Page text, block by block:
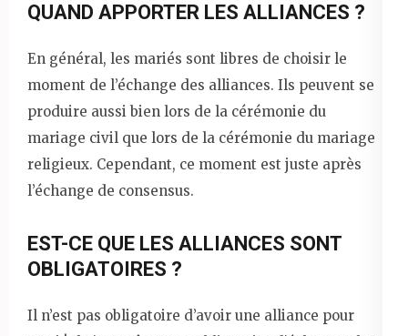
QUAND APPORTER LES ALLIANCES ?
En général, les mariés sont libres de choisir le
moment de l’échange des alliances. Ils peuvent se
produire aussi bien lors de la cérémonie du
mariage civil que lors de la cérémonie du mariage
religieux. Cependant, ce moment est juste après
l’échange de consensus.
EST-CE QUE LES ALLIANCES SONT
OBLIGATOIRES ?
Il n’est pas obligatoire d’avoir une alliance pour